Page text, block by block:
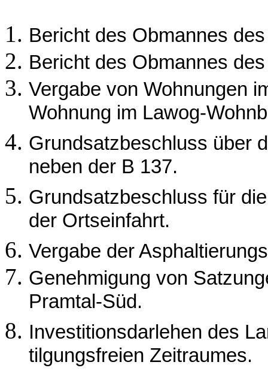
Bericht des Obmannes
Bericht des Obmannes
Vergabe von Wohnungen
Wohnung im Lawog-
Grundsatzbeschluss über
neben der B 137.
Grundsatzbeschluss für
der Ortseinfahrt.
Vergabe der
Genehmigung von
Pramtal-Süd.
Investitionsdarlehen des
tilgungsfreien Zeitraumes.